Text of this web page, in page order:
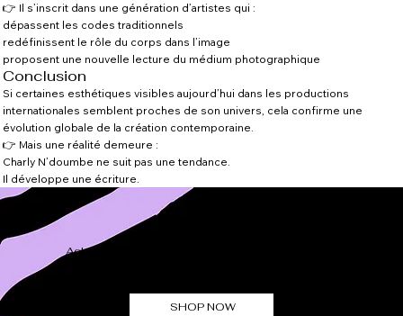
👉 Il s’inscrit dans une génération d’artistes qui :
dépassent les codes traditionnels
redéfinissent le rôle du corps dans l’image
proposent une nouvelle lecture du médium photographique
Conclusion
Si certaines esthétiques visibles aujourd’hui dans les productions
internationales semblent proches de son univers, cela confirme une
évolution globale de la création contemporaine.
👉 Mais une réalité demeure :
Charly N’doumbe ne suit pas une tendance.
Il développe une écriture.
Achetez les cadeaux parfaits avec notre carte-
SHOP NOW